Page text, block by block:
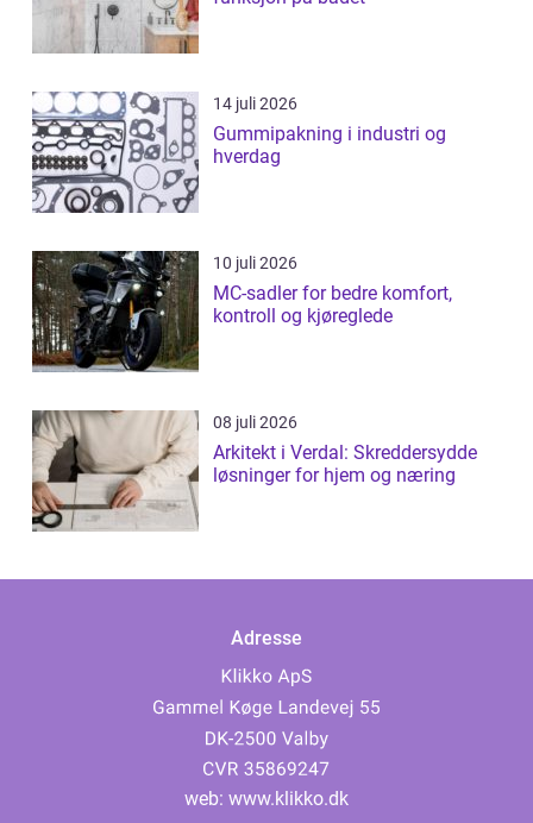
14 juli 2026
Gummipakning i industri og
hverdag
10 juli 2026
MC-sadler for bedre komfort,
kontroll og kjøreglede
08 juli 2026
Arkitekt i Verdal: Skreddersydde
løsninger for hjem og næring
Adresse
web: www.klikko.dk